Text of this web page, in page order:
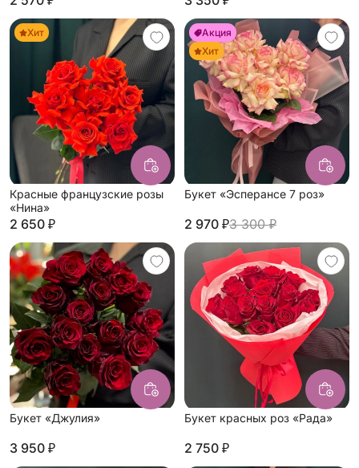
Хит
Красные французские розы
«Нина»
2 650 ₽
Акция
Хит
Букет «Эсперансе 7 роз»
2 970 ₽3 300 ₽
Букет «Джулия»
3 950 ₽
Букет красных роз «Рада»
2 750 ₽